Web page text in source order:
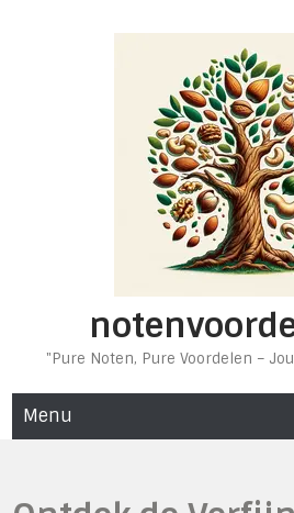
"Pure Noten, Pure Voordelen –
Menu